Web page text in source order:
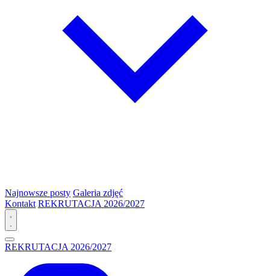
Najnowsze posty Galeria zdjęć
Kontakt REKRUTACJA 2026/2027
REKRUTACJA 2026/2027